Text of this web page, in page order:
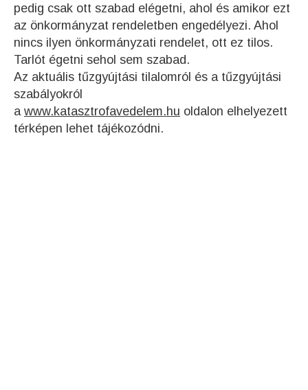
pedig csak ott szabad elégetni, ahol és amikor ezt
az önkormányzat rendeletben engedélyezi. Ahol
nincs ilyen önkormányzati rendelet, ott ez tilos.
Tarlót égetni sehol sem szabad.
Az aktuális tűzgyújtási tilalomról és a tűzgyújtási
szabályokról
a www.katasztrofavedelem.hu oldalon elhelyezett
térképen lehet tájékozódni.